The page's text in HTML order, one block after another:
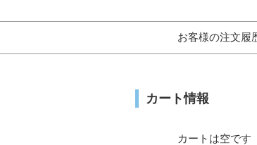
お客様の注文履
カート情報
カートは空です